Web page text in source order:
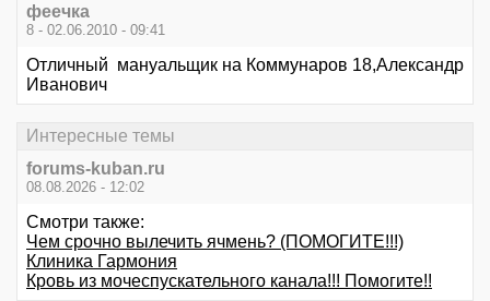
феечка
8 - 02.06.2010 - 09:41
Отличный мануальщик на Коммунаров 18,Александр
Иванович
Интересные темы
forums-kuban.ru
08.08.2026 - 12:02
Смотри также:
Чем срочно вылечить ячмень? (ПОМОГИТЕ!!!)
Клиника Гармония
Кровь из мочеспускательного канала!!! Помогите!!